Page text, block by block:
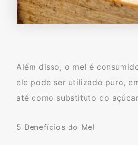
Além disso, o mel é
ele pode ser utilizado puro,
até como substituto do
5 Benefícios do Mel